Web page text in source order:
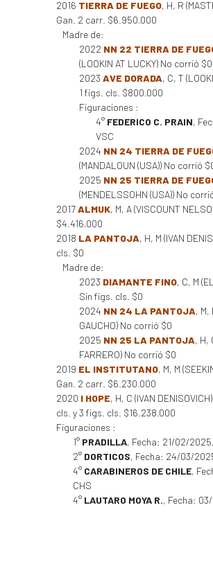
2016 TIERRA DE FUEGO, H, R
Gan. 2 carr. $6.950.000
Madre de:
2022 NN 22 TIERRA DE
(LOOKIN AT LUCKY) No corrió $0
2023 AVE DORADA, C, T
1 figs. cls. $800.000
Figuraciones :
4° FEDERICO C. PRAIN,
VSC
2024 NN 24 TIERRA DE
(MANDALOUN (USA)) No corrió
2025 NN 25 TIERRA DE
(MENDELSSOHN (USA)) No
2017ALMUK, M, A (VISCOUNT
$4.416.000
2018 LA PANTOJA, H, M (IVAN
cls. $0
Madre de:
2023 DIAMANTE FINO, C, M
Sin figs. cls. $0
2024 NN 24 LA PANTOJA, M,
GAUCHO) No corrió $0
2025 NN 25 LA PANTOJA, H,
FARRERO) No corrió $0
2019 EL INSTITUTANO, M, M
Gan. 2 carr. $6.230.000
2020 I HOPE, H, C (IVAN
cls. y 3 figs. cls. $16.238.000
Figuraciones :
1° PRADILLA, Fecha: 21/02/
2° DORTICOS, Fecha: 24/03/
4° CARABINEROS DE CHILE,
CHS
4° LAUTARO MOYA R., Fecha: